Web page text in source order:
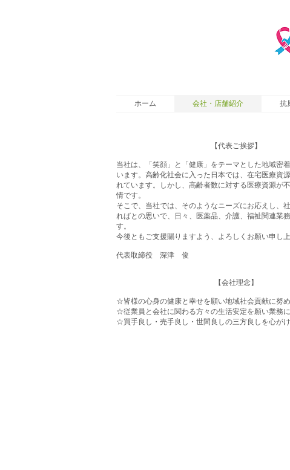
ホーム 会社・店舗紹介 抗
【代表ご挨拶】
当社は、「笑顔」と「健康」をテーマとした地域密
います。高齢化社会に入った日本では、在宅医療資
れています。しかし、高齢者数に対する医療資源が
情です。
そこで、当社では、そのようなニーズにお応えし、
ればとの思いで、日々、医薬品、介護、福祉関連業
す。
今後ともご支援賜りますよう、よろしくお願い申し上
代表取締役 深津 俊
【会社理念】
☆皆様の心身の健康と幸せを願い地域社会貢献に努め
☆従業員と会社に関わる方々の生活安定を願い業務に
​☆買手良し・売手良し・世間良しの三方良しを心がけ